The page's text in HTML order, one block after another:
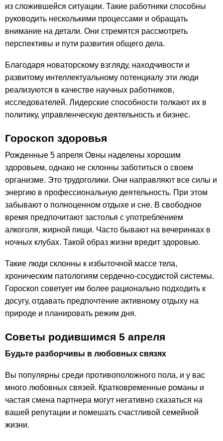
из сложившейся ситуации. Такие работники способны
руководить несколькими процессами и обращать
внимание на детали. Они стремятся рассмотреть
перспективы и пути развития общего дела.
Благодаря новаторскому взгляду, находчивости и
развитому интеллектуальному потенциалу эти люди
реализуются в качестве научных работников,
исследователей. Лидерские способности толкают их в
политику, управленческую деятельность и бизнес.
Гороскоп здоровья
Рожденные 5 апреля Овны наделены хорошим
здоровьем, однако не склонны заботиться о своем
организме. Это трудоголики. Они направляют все силы и
энергию в профессиональную деятельность. При этом
забывают о полноценном отдыхе и сне. В свободное
время предпочитают застолья с употреблением
алкоголя, жирной пищи. Часто бывают на вечеринках в
ночных клубах. Такой образ жизни вредит здоровью.
Такие люди склонны к избыточной массе тела,
хроническим патологиям сердечно-сосудистой системы.
Гороскоп советует им более рационально подходить к
досугу, отдавать предпочтение активному отдыху на
природе и планировать режим дня.
Советы родившимся 5 апреля
Будьте разборчивы в любовных связях
Вы популярны среди противоположного пола, и у вас
много любовных связей. Кратковременные романы и
частая смена партнера могут негативно сказаться на
вашей репутации и помешать счастливой семейной
жизни.